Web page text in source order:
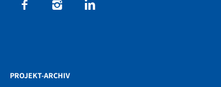
PROJEKT-ARCHIV